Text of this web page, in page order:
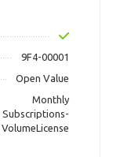
9F4-00001
Open Value
Monthly
Subscriptions-
VolumeLicense